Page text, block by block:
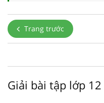
Trang trước
Giải bài tập lớp